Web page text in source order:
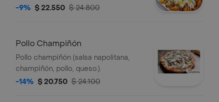
-9% $ 22.550 $ 24.800
Pollo Champiñón
Pollo champiñón (salsa napolitana,
champiñón, pollo, queso.).
-14% $ 20.750 $ 24.100